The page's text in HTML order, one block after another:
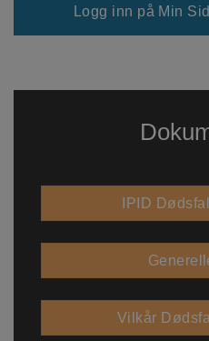
Logg inn på Min
IPID
Vilkår